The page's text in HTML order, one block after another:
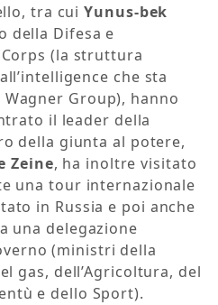
tra cuiYunus-bek
della Difesa e
(la struttura
che sta
Group), hanno
il leader della
della giunta al potere,
Zeine, ha inoltre visitato
una tour internazionale
in Russia e poi anche
una delegazione
(ministri della
gas, dell’Agricoltura, del
e dello Sport).